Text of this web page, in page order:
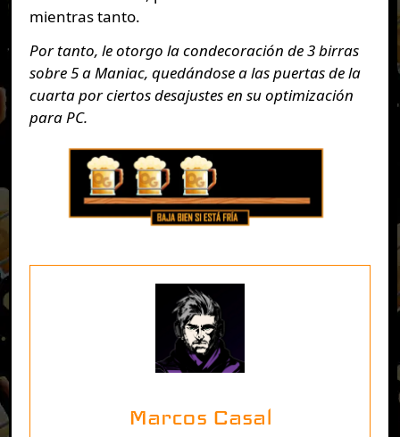
mientras tanto.
Por tanto, le otorgo la condecoración de 3 birras
sobre 5 a Maniac, quedándose a las puertas de la
cuarta por ciertos desajustes en su optimización
para PC.
Marcos Casal